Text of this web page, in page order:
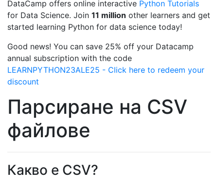
DataCamp offers online interactive Python Tutorials
for Data Science. Join 11 million other learners and get
started learning Python for data science today!
Good news! You can save 25% off your Datacamp
annual subscription with the code
LEARNPYTHON23ALE25 - Click here to redeem your
discount
Парсиране на CSV
файлове
Какво е CSV?